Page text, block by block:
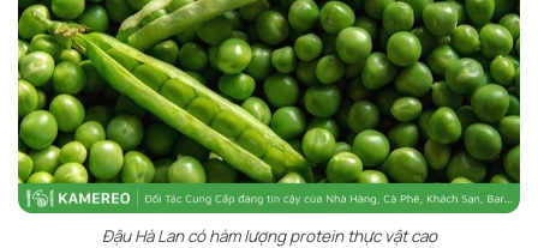
Đậu Hà Lan có hàm lượng protein thực vật cao